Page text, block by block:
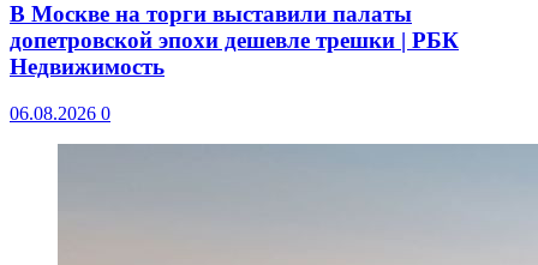
В Москве на торги выставили палаты
допетровской эпохи дешевле трешки | РБК
Недвижимость
06.08.2026 0